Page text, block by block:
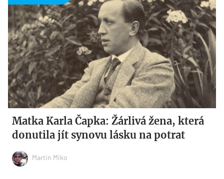
Matka Karla Čapka: Žárlivá žena, která
donutila jít synovu lásku na potrat
Martin Miko